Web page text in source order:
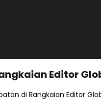
Editor
di Rangkaian Editor